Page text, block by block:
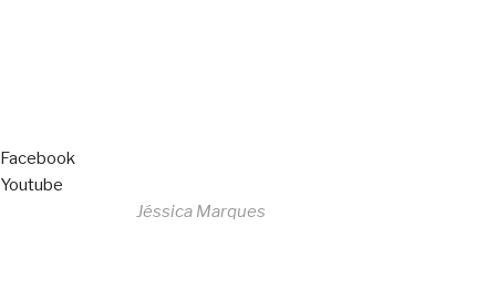
Facebook
Youtube
Jéssica Marques